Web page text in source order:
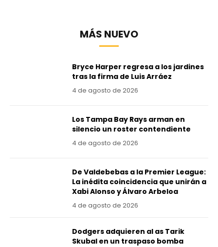
MÁS NUEVO
Bryce Harper regresa a los jardines
tras la firma de Luis Arráez
4 de agosto de 2026
Los Tampa Bay Rays arman en
silencio un roster contendiente
4 de agosto de 2026
De Valdebebas a la Premier League:
La inédita coincidencia que unirán a
Xabi Alonso y Álvaro Arbeloa
4 de agosto de 2026
Dodgers adquieren al as Tarik
Skubal en un traspaso bomba